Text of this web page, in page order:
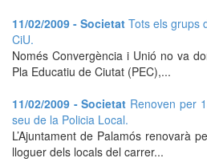
11/02/2009 - Societat Tots els grups
CiU.
Només Convergència i Unió no va
Pla Educatiu de Ciutat (PEC),...
11/02/2009 - Societat Renoven per
seu de la Policia Local.
L’Ajuntament de Palamós renovarà
lloguer dels locals del carrer...